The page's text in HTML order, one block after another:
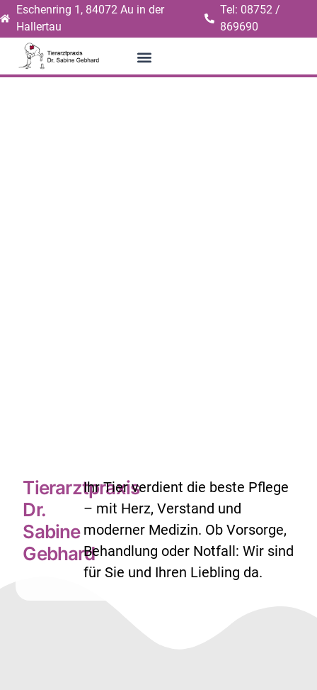
Eschenring 1, 84072 Au in der
Hallertau
Tel: 08752 /
869690
Tierarztpraxis
Dr.
Sabine
Gebhard
Ihr Tier verdient die beste Pflege
– mit Herz, Verstand und
moderner Medizin. Ob Vorsorge,
Behandlung oder Notfall: Wir sind
für Sie und Ihren Liebling da.